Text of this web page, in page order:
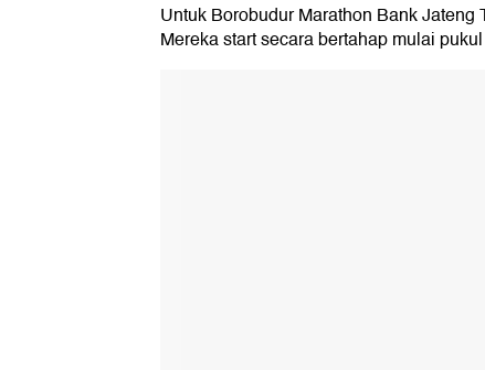
Untuk Borobudur Marathon Bank
Mereka start secara bertahap mulai